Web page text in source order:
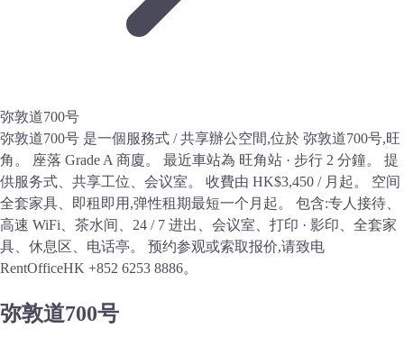
弥敦道700号
弥敦道700号 是一個服務式 / 共享辦公空間,位於 弥敦道700号,旺
角。 座落 Grade A 商廈。 最近車站為 旺角站 · 步行 2 分鐘。 提
供服务式、共享工位、会议室。 收費由 HK$3,450 / 月起。 空间
全套家具、即租即用,弹性租期最短一个月起。 包含:专人接待、
高速 WiFi、茶水间、24 / 7 进出、会议室、打印 · 影印、全套家
具、休息区、电话亭。 预约参观或索取报价,请致电
RentOfficeHK +852 6253 8886。
弥敦道700号